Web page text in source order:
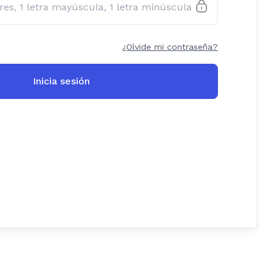
¿Olvide mi contraseña?